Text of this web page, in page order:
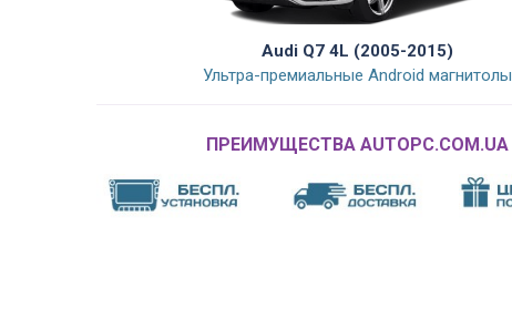
Audi Q7 4L (2005-2015)
Ультра-премиальные Android магнитолы
ПРЕИМУЩЕСТВА AUTOPC.COM.UA